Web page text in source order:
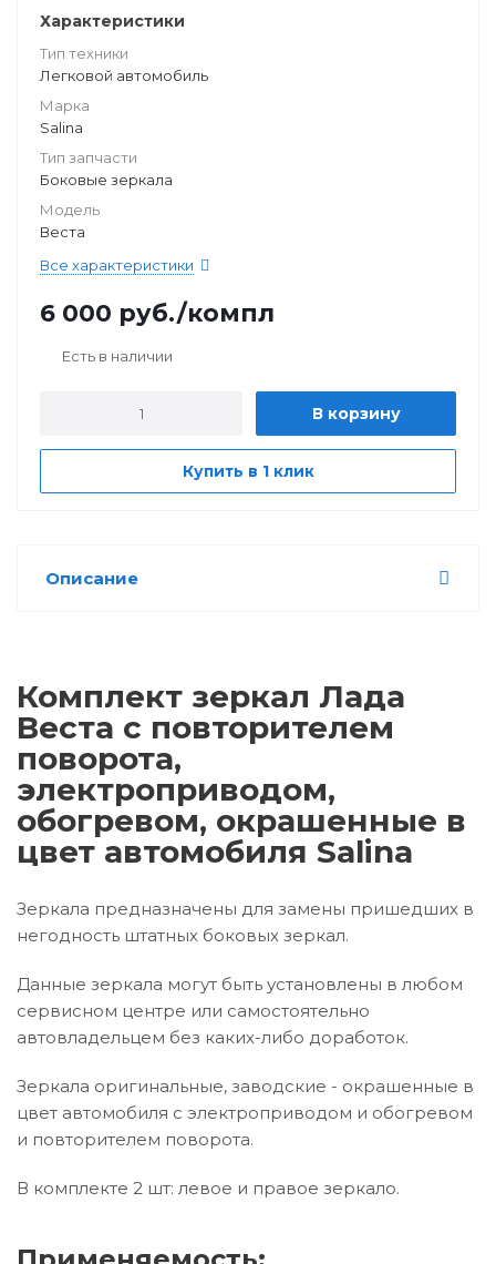
Характеристики
Тип техники
Легковой автомобиль
Марка
Salina
Тип запчасти
Боковые зеркала
Модель
Веста
Все характеристики
6 000 руб./компл
Есть в наличии
В корзину
Купить в 1 клик
Описание
Комплект зеркал Лада
Веста с повторителем
поворота,
электроприводом,
обогревом, окрашенные в
цвет автомобиля Salina
Зеркала предназначены для замены пришедших в
негодность штатных боковых зеркал.
Данные зеркала могут быть установлены в любом
сервисном центре или самостоятельно
автовладельцем без каких-либо доработок.
Зеркала оригинальные, заводские - окрашенные в
цвет автомобиля с электроприводом и обогревом
и повторителем поворота.
В комплекте 2 шт: левое и правое зеркало.